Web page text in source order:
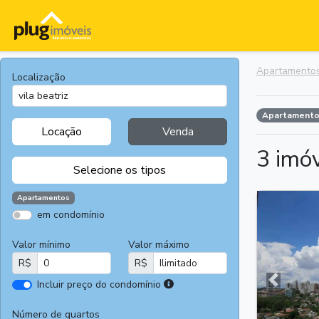
Localização
Locação Venda
Selecione os tipos
Casas
Casas
Comerciais
Salas
Chácaras e
Apartamentos
em condomínio
Valor mínimo
R$
Valor máximo
R$
Incluir preço do condomínio
I
Número de quartos
3
Anterior